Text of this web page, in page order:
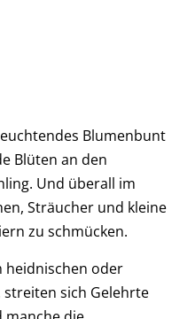
Blumenbunt
Blüten an den
Und überall im
Sträucher und kleine
zu schmücken.
heidnischen oder
sich Gelehrte